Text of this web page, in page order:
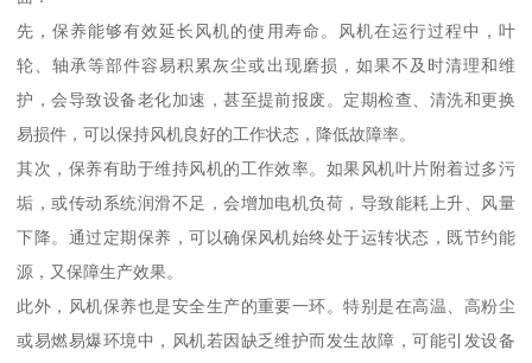
先，保养能够有效延长风机的使用寿命。风机在运行过程中，叶
轮、轴承等部件容易积累灰尘或出现磨损，如果不及时清理和维
护，会导致设备老化加速，甚至提前报废。定期检查、清洗和更换
易损件，可以保持风机良好的工作状态，降低故障率。
其次，保养有助于维持风机的工作效率。如果风机叶片附着过多污
垢，或传动系统润滑不足，会增加电机负荷，导致能耗上升、风量
下降。通过定期保养，可以确保风机始终处于运转状态，既节约能
源，又保障生产效果。
此外，风机保养也是安全生产的重要一环。特别是在高温、高粉尘
或易燃易爆环境中，风机若因缺乏维护而发生故障，可能引发设备